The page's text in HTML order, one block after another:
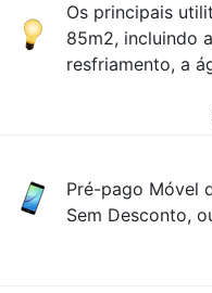
Os principais
85m2, incluindo
resfriamento, a
Pré-pago Móvel
Sem Desconto,